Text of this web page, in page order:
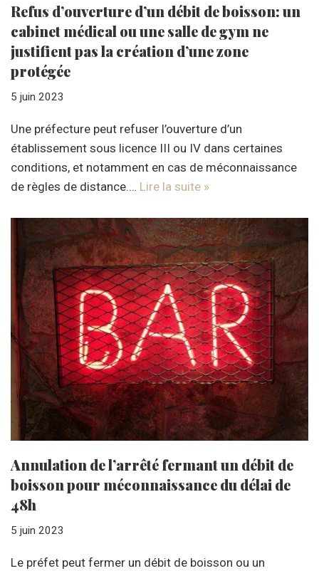
Refus d’ouverture d’un débit de boisson: un
cabinet médical ou une salle de gym ne
justifient pas la création d’une zone
protégée
5 juin 2023
Une préfecture peut refuser l’ouverture d’un
établissement sous licence III ou IV dans certaines
conditions, et notamment en cas de méconnaissance
de règles de distance.… Lire la suite »
Annulation de l’arrêté fermant un débit de
boisson pour méconnaissance du délai de
48h
5 juin 2023
Le préfet peut fermer un débit de boisson ou un